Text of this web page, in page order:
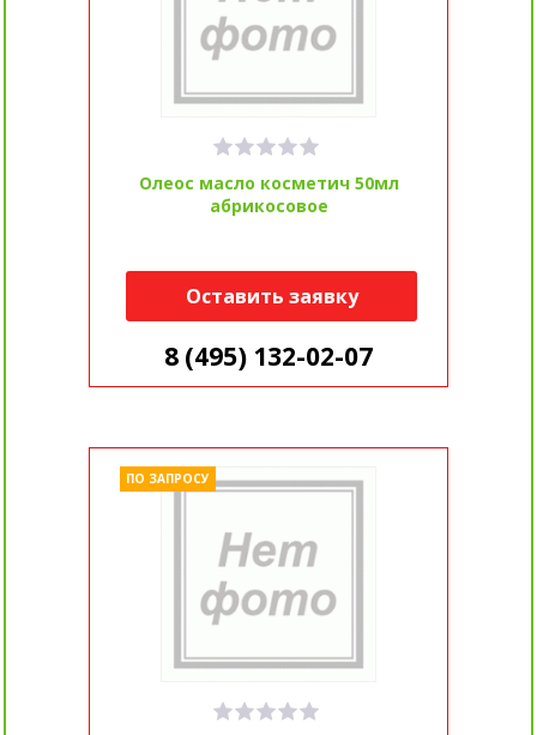
Олеос масло косметич 50мл
абрикосовое
Оставить заявку
8 (495) 132-02-07
ПО ЗАПРОСУ